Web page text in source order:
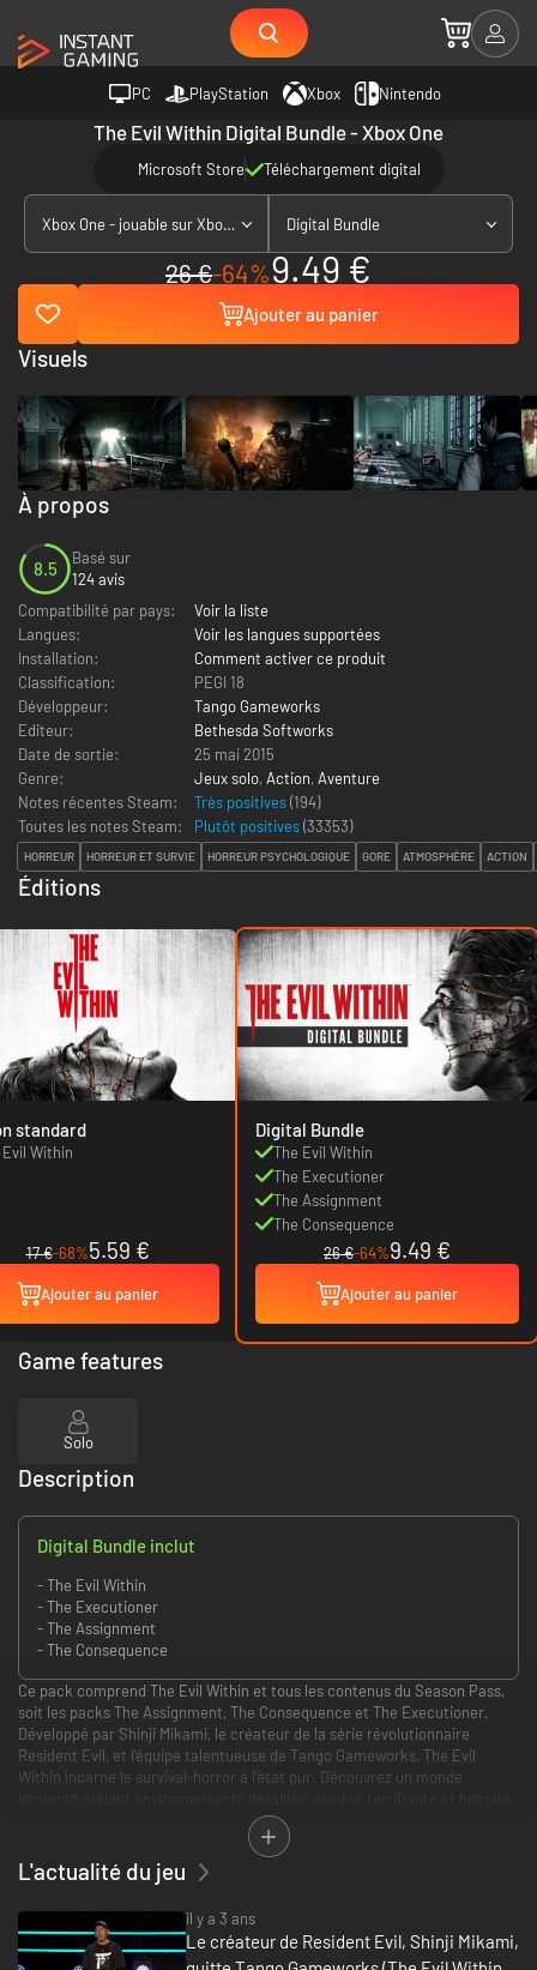
PC PlayStation Xbox Nintendo
The Evil Within Digital Bundle - Xbox One
Microsoft Store Téléchargement digital
Xbox One - jouable sur Xbox Series X|S Digital Bundle
26 €-64%9.49 €
Ajouter au panier
À propos
8.5
Basé sur
124 avis
Compatibilité par pays:
Voir la liste
Langues:
Voir les langues supportées
Installation:
Comment activer ce produit
Classification:
PEGI 18
Développeur:
Tango Gameworks
Editeur:
Bethesda Softworks
Date de sortie:
25 mai 2015
Genre:
Jeux solo, Action, Aventure
Notes récentes Steam:
Très positives(194)
Toutes les notes Steam:
Plutôt positives(33353)
HORREUR HORREUR ET SURVIE HORREUR PSYCHOLOGIQUE GORE ATMOSPHÈRE ACTION
Éditions
standard
Within
17 €-68%5.59 €
Ajouter au panier
Digital Bundle
The Evil Within
The Executioner
The Assignment
The Consequence
26 €-64%9.49 €
Ajouter au panier
Visuels
Game features
Solo
Description
Digital Bundle inclut
- The Evil Within
- The Executioner
- The Assignment
- The Consequence
Ce pack comprend The Evil Within et tous les contenus du Season Pass,
soit les packs The Assignment, The Consequence et The Executioner.
Développé par Shinji Mikami, le créateur de la série révolutionnaire
Resident Evil, et l'équipe talentueuse de Tango Gameworks, The Evil
Within incarne le survival-horror à l'état pur. Découvrez un monde
complexe qui fera monter votre tension d'un cran. N'ayant que des
ressources limitées à votre disposition, vous devrez lutter pour survivre et
faire l'expérience de la peur la plus viscérale dans ce mélange unique
d'horreur et d'action. Les contenus supplémentaires de ce pack offrent la
vue de l'inspecteur Juli Kidman ou du monstrueux Gardien.
L'actualité du jeu
il y a 3 ans
Le créateur de Resident Evil, Shinji Mikami,